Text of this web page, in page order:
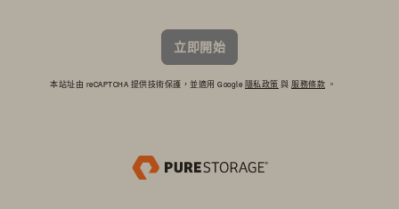
立即開始
本站址由 reCAPTCHA 提供技術保護，並適用 Google 隱私政策 與 服務條款 。